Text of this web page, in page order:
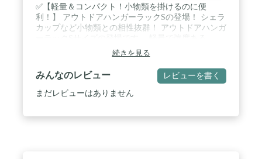
✅【軽量＆コンパクト！小物類を掛けるのに便
利！】 アウトドアハンガーラックSの登場！ シェラ
カップなど小物類との相性抜群！ アウトドアハンガ
A7075超々ジュラルミン採用、 コンパクトに収納で
きる優れたアイテム。 / ✅【ソロキャンプからファ
ミリーキャンプまで】 様々なシーンに、使い方いろ
いろ。 シェラカップなど小物類との相性抜群！ ア
ウトドアハンガーラックSサイズの登場です。 軽量
続きを見る
みんなのレビュー レビューを書く
まだレビューはありません